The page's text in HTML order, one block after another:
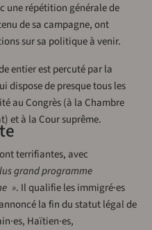
une répétition générale de
de sa campagne, ont
sur sa politique à venir.
entier est percuté par la
dispose de presque tous les
au Congrès (à la Chambre
et à la Cour suprême.
terrifiantes, avec
grand programme
». Il qualifie les immigré·es
la fin du statut légal de
Haïtien·es,